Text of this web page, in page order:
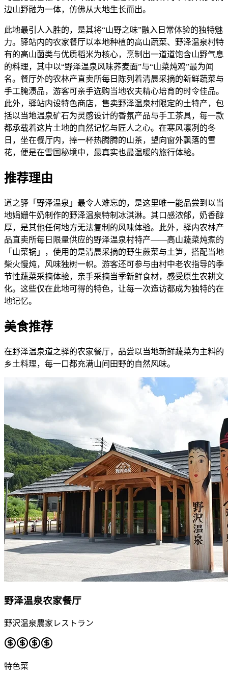
边山野融为一体，仿佛从大地生长而出。
此地最引人入胜的，是其将“山野之味”融入日常体验的独特魅
力。驿站内的农家餐厅以本地种植的高山蔬菜、野泽温泉村特
有的高山菌类与优质稻米为核心，烹制出一道道饱含山野气息
的料理，其中以“野泽温泉风味荞麦面”与“山菜炖鸡”最为闻
名。餐厅外的农林产直卖所每日陈列着清晨采摘的新鲜蔬菜与
手工腌渍品，游客可亲手选购当地农夫精心培育的时令佳品。
此外，驿站内设特色商店，售卖野泽温泉村限定的土特产，包
括以当地温泉矿石为灵感设计的香氛产品与手工茶具，每一款
都承载着这片土地的自然记忆与匠人之心。在寒风凛冽的冬
日，坐在餐厅内，捧一杯热腾腾的山茶，望向窗外飘落的雪
花，便是在雪国秘境中，最真实也最温暖的旅行体验。
推荐理由
道之驿「野泽温泉」最令人难忘的，是这里唯一能品尝到以当
地娟姗牛奶制作的野泽温泉特制冰淇淋。其口感浓郁，奶香醇
厚，是其他任何地方无法复制的风味体验。此外，驿内农林产
品直卖所每日限量供应的野泽温泉村特产——高山蔬菜炖煮的
「山菜锅」，使用的是清晨采摘的野生蕨菜与土笋，搭配当地
柴火慢炖，风味独树一帜。游客还可参与由村中老农指导的季
节性蔬菜采摘体验，亲手采摘当季新鲜食材，感受原生农耕文
化。这些仅在此地可得的特色，让每一次造访都成为独特的在
地记忆。
美食推荐
在野泽温泉道之驿的农家餐厅，品尝以当地新鲜蔬菜为主料的
乡土料理，每一口都充满山间田野的自然风味。
野泽温泉农家餐厅
野沢温泉農家レストラン
特色菜